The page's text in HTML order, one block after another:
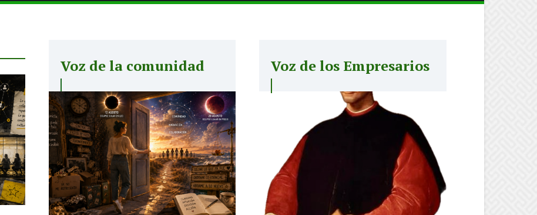
Voz de la comunidad Voz de los Empresarios